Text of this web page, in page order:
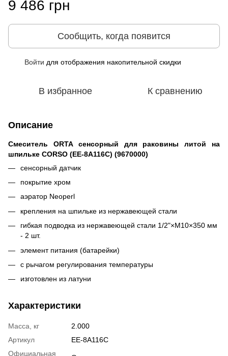
9 486 грн
Сообщить, когда появится
Войти для отображения накопительной скидки
В избранное К сравнению
Описание
Смеситель ORTA сенсорный для раковины литой на
шпильке CORSO (EE-8A116C) (9670000)
сенсорный датчик
покрытие хром
аэратор Neoperl
крепления на шпильке из нержавеющей стали
гибкая подводка из нержавеющей стали 1/2"×M10×350 мм
- 2 шт.
элемент питания (батарейки)
с рычагом регулирования температуры
изготовлен из латуни
Характеристики
Масса, кг
2.000
Артикул
EE-8A116C
Официальная